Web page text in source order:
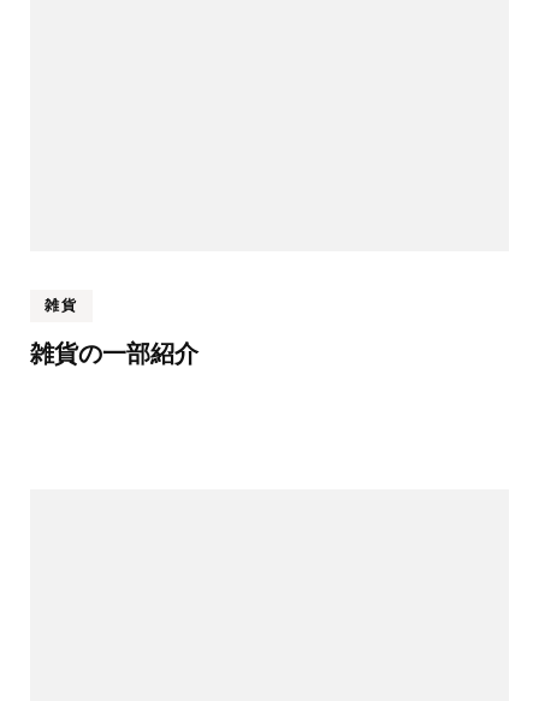
雑貨
雑貨の一部紹介